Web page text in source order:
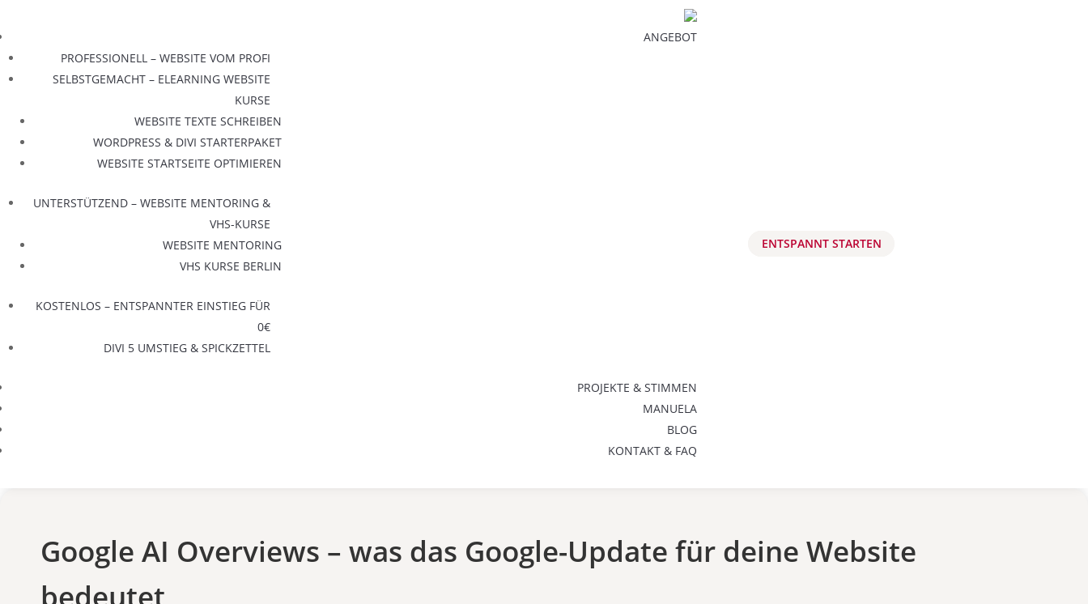
ANGEBOT
PROFESSIONELL – WEBSITE VOM PROFI
SELBSTGEMACHT – ELEARNING WEBSITE
KURSE
WEBSITE TEXTE SCHREIBEN
WORDPRESS & DIVI STARTERPAKET
WEBSITE STARTSEITE OPTIMIEREN
UNTERSTÜTZEND – WEBSITE MENTORING &
VHS-KURSE
WEBSITE MENTORING
VHS KURSE BERLIN
KOSTENLOS – ENTSPANNTER EINSTIEG FÜR
0€
DIVI 5 UMSTIEG & SPICKZETTEL
PROJEKTE & STIMMEN
MANUELA
BLOG
KONTAKT & FAQ
ENTSPANNT STARTEN
Google AI Overviews – was das Google-Update für deine Website
bedeutet